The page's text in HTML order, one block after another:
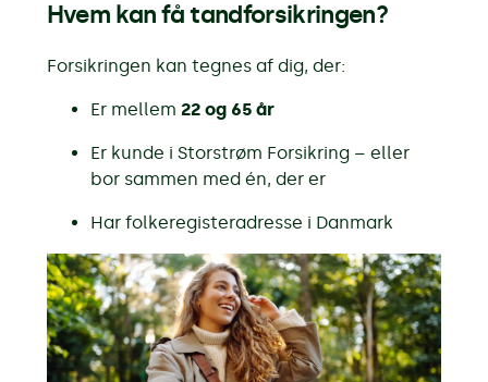
Hvem kan få tandforsikringen?
Forsikringen kan tegnes af dig, der:
Er mellem 22 og 65 år
Er kunde i Storstrøm Forsikring – eller
bor sammen med én, der er
Har folkeregisteradresse i Danmark